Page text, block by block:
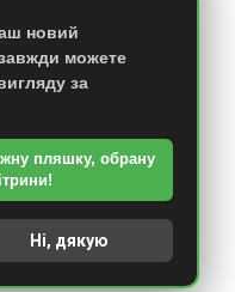
новий
можете
за
пляшку, обрану
Ні, дякую